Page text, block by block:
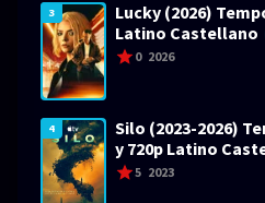
3
Lucky (2026)
Latino Castellano
0 2026
4
Silo (2023-2026)
y 720p Latino
5 2023